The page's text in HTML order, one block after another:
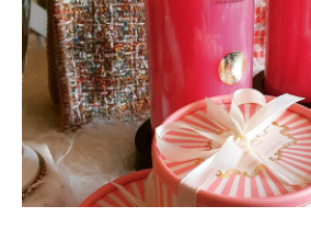
Startseite
Tapeten
Interior
Textile Raumgestaltung
Gestaltungskonzepte